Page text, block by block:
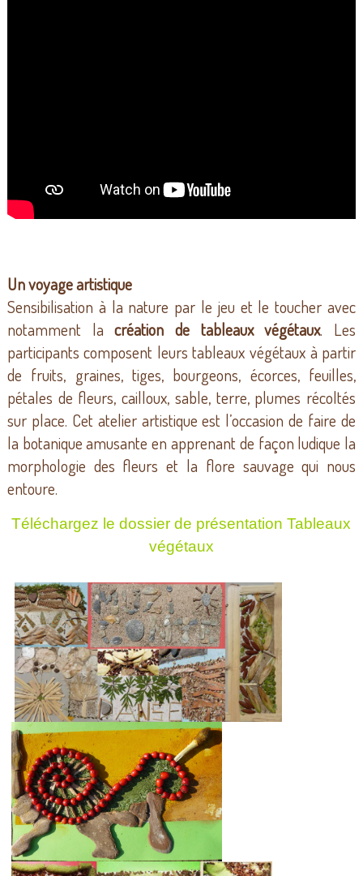
Un voyage artistique
Sensibilisation à la nature par le jeu et le toucher avec
notamment lacréation de tableaux végétaux. Les
participants composent leurs tableaux végétaux à partir
de fruits, graines, tiges, bourgeons, écorces, feuilles,
pétales de fleurs, cailloux, sable, terre, plumes récoltés
sur place. Cet atelier artistique est l’occasion de faire de
la botanique amusante en apprenant de façon ludique la
morphologie des fleurs et la flore sauvage qui nous
entoure.
Téléchargez le dossier de présentation Tableaux
végétaux